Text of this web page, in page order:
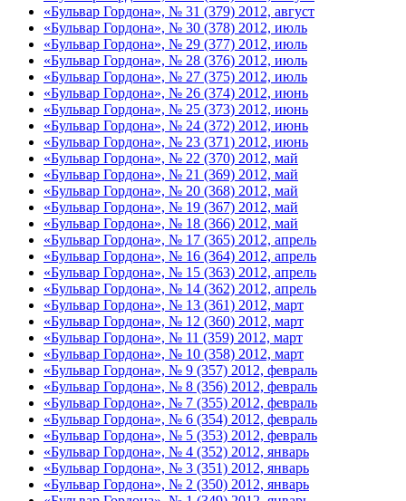
«Бульвар Гордона», № 31 (379) 2012, август
«Бульвар Гордона», № 30 (378) 2012, июль
«Бульвар Гордона», № 29 (377) 2012, июль
«Бульвар Гордона», № 28 (376) 2012, июль
«Бульвар Гордона», № 27 (375) 2012, июль
«Бульвар Гордона», № 26 (374) 2012, июнь
«Бульвар Гордона», № 25 (373) 2012, июнь
«Бульвар Гордона», № 24 (372) 2012, июнь
«Бульвар Гордона», № 23 (371) 2012, июнь
«Бульвар Гордона», № 22 (370) 2012, май
«Бульвар Гордона», № 21 (369) 2012, май
«Бульвар Гордона», № 20 (368) 2012, май
«Бульвар Гордона», № 19 (367) 2012, май
«Бульвар Гордона», № 18 (366) 2012, май
«Бульвар Гордона», № 17 (365) 2012, апрель
«Бульвар Гордона», № 16 (364) 2012, апрель
«Бульвар Гордона», № 15 (363) 2012, апрель
«Бульвар Гордона», № 14 (362) 2012, апрель
«Бульвар Гордона», № 13 (361) 2012, март
«Бульвар Гордона», № 12 (360) 2012, март
«Бульвар Гордона», № 11 (359) 2012, март
«Бульвар Гордона», № 10 (358) 2012, март
«Бульвар Гордона», № 9 (357) 2012, февраль
«Бульвар Гордона», № 8 (356) 2012, февраль
«Бульвар Гордона», № 7 (355) 2012, февраль
«Бульвар Гордона», № 6 (354) 2012, февраль
«Бульвар Гордона», № 5 (353) 2012, февраль
«Бульвар Гордона», № 4 (352) 2012, январь
«Бульвар Гордона», № 3 (351) 2012, январь
«Бульвар Гордона», № 2 (350) 2012, январь